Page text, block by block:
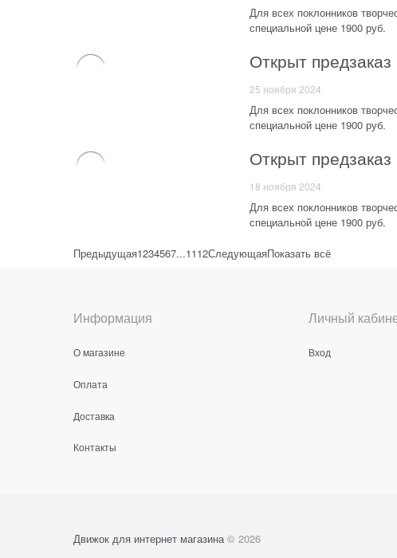
Для всех поклонников
специальной цене 1900 руб.
Открыт
25 ноября 2024
Для всех поклонников
специальной цене 1900 руб.
Открыт
18 ноября 2024
Для всех поклонников
специальной цене 1900 руб.
Предыдущая1234567...1112СледующаяПоказать всё
Информация
О магазине
Оплата
Доставка
Контакты
Личный
Вход
Движок для интернет магазина © 2026